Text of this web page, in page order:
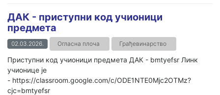
ДАК - приступни код учионици
предмета
02.03.2026. Огласна плоча Грађевинарство
Приступни код учионици предмета ДАК - bmtyefsr Линк
учионице је
- https://classroom.google.com/c/ODE1NTE0Mjc2OTMz?
cjc=bmtyefsr